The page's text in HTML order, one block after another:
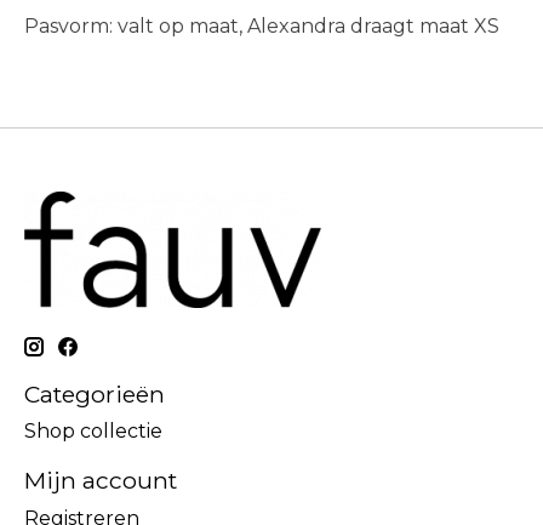
Pasvorm: valt op maat, Alexandra draagt maat XS
Categorieën
Shop collectie
Mijn account
Registreren